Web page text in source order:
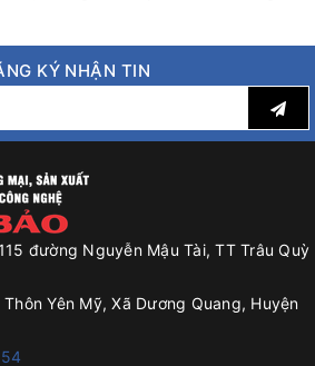
KÝ NHẬN TIN
đường Nguyễn Mậu Tài, TT Trâu Quỳ
Thôn Yên Mỹ, Xã Dương Quang, Huyện